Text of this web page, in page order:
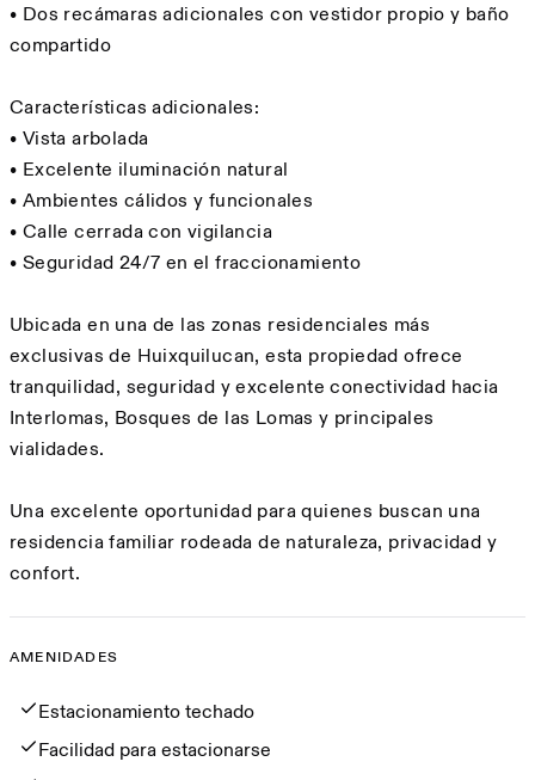
• Dos recámaras adicionales con vestidor propio y baño
compartido
Características adicionales:
• Vista arbolada
• Excelente iluminación natural
• Ambientes cálidos y funcionales
• Calle cerrada con vigilancia
• Seguridad 24/7 en el fraccionamiento
Ubicada en una de las zonas residenciales más
exclusivas de Huixquilucan, esta propiedad ofrece
tranquilidad, seguridad y excelente conectividad hacia
Interlomas, Bosques de las Lomas y principales
vialidades.
Una excelente oportunidad para quienes buscan una
residencia familiar rodeada de naturaleza, privacidad y
confort.
Amenidades
AMENIDADES
Estacionamiento techado
Facilidad para estacionarse